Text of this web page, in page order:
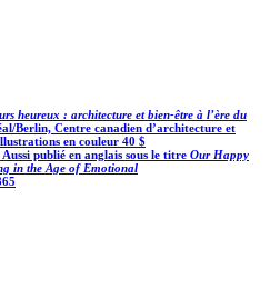
heureux : architecture et bien-être à l’ère du
Berlin, Centre canadien d’architecture et
en couleur 40 $
Aussi publié en anglais sous le titre Our Happy
in the Age of Emotional